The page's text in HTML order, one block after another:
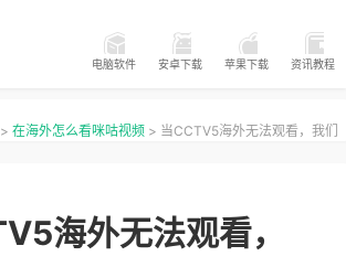
电脑软件 安卓下载 苹果下载 资讯教程
> 在海外怎么看咪咕视频 > 当CCTV5海外无法观看，我们
海外无法观看，